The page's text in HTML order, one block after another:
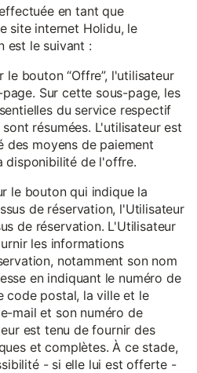
en tant que
site internet Holidu, le
est le suivant :
le bouton “Offre”, l'utilisateur
Sur cette sous-page, les
du service respectif
résumées. L'utilisateur est
des moyens de paiement
disponibilité de l'offre.
le bouton qui indique la
de réservation, l'Utilisateur
de réservation. L'Utilisateur
les informations
notamment son nom
en indiquant le numéro de
code postal, la ville et le
mail et son numéro de
est tenu de fournir des
et complètes. À ce stade,
- si elle lui est offerte -